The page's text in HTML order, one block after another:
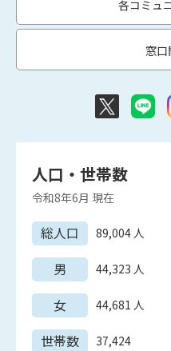
各コミュ
窓
人口・世帯数
令和8年6月 現在
総人口 89,004 人
男 44,323 人
女 44,681 人
世帯数 37,424